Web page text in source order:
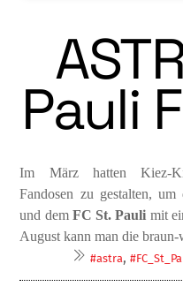
Pauli
Im März hatten Kiez-
Fandosen zu gestalten,
und demFC St. Pauli mit
August kann man die
#astra,